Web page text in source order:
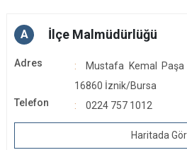
A İlçe Malmüdürlüğü
Adres
Mustafa Kemal Paşa
16860 İznik/Bursa
Telefon
0224 757 1012
Haritada Gör